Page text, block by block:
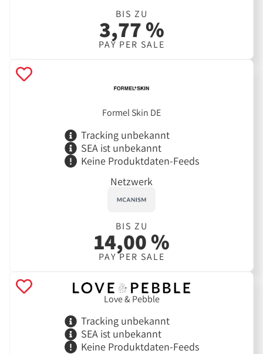
BIS ZU
3,77 %
PAY PER SALE
Formel Skin DE
Tracking unbekannt
SEA ist unbekannt
Keine Produktdaten-Feeds
Netzwerk
BIS ZU
14,00 %
PAY PER SALE
Love & Pebble
Tracking unbekannt
SEA ist unbekannt
Keine Produktdaten-Feeds